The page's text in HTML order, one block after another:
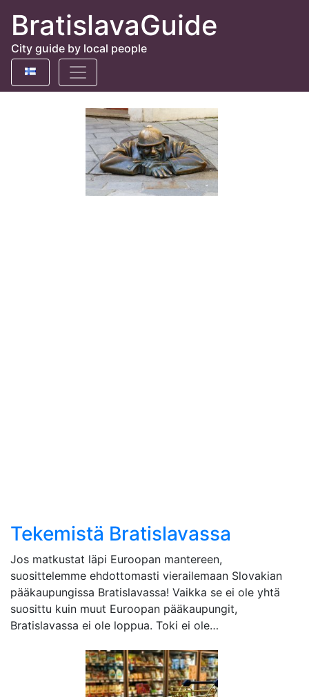
BratislavaGuide
City guide by local people
Tekemistä Bratislavassa
Jos matkustat läpi Euroopan mantereen,
suosittelemme ehdottomasti vierailemaan Slovakian
pääkaupungissa Bratislavassa! Vaikka se ei ole yhtä
suosittu kuin muut Euroopan pääkaupungit,
Bratislavassa ei ole loppua. Toki ei ole…